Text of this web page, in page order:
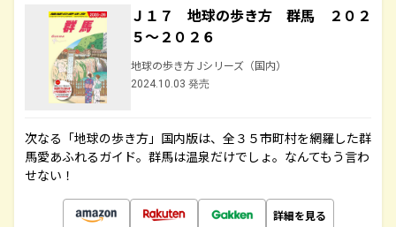
Ｊ１７ 地球の歩き方 群馬 ２０２
５～２０２６
地球の歩き方 Jシリーズ（国内）
2024.10.03 発売
次なる「地球の歩き方」国内版は、全３５市町村を網羅した群
馬愛あふれるガイド。群馬は温泉だけでしょ。なんてもう言わ
せない！
詳細を見る